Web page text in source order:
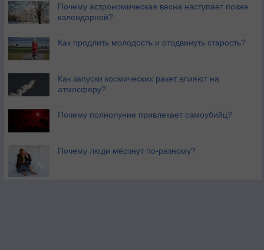
Почему астрономическая весна наступает позже
календарной?
Как продлить молодость и отодвинуть старость?
Как запуски космических ракет влияют на
атмосферу?
Почему полнолуние привлекает самоубийц?
Почему люди мёрзнут по-разному?